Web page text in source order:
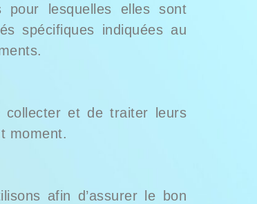
pour lesquelles elles sont
spécifiques indiquées au
collecter et de traiter leurs
moment.
afin d’assurer le bon